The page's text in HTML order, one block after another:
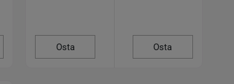
Osta Osta